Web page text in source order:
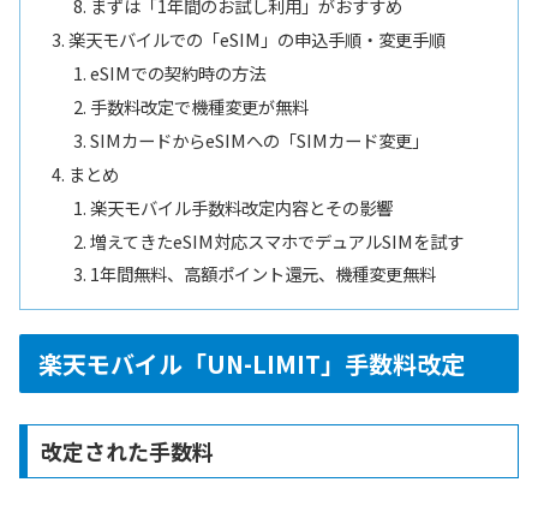
まずは「1年間のお試し利用」がおすすめ
楽天モバイルでの「eSIM」の申込手順・変更手順
eSIMでの契約時の方法
手数料改定で機種変更が無料
SIMカードからeSIMへの「SIMカード変更」
まとめ
楽天モバイル手数料改定内容とその影響
増えてきたeSIM対応スマホでデュアルSIMを試す
1年間無料、高額ポイント還元、機種変更無料
楽天モバイル「UN-LIMIT」手数料改定
改定された手数料